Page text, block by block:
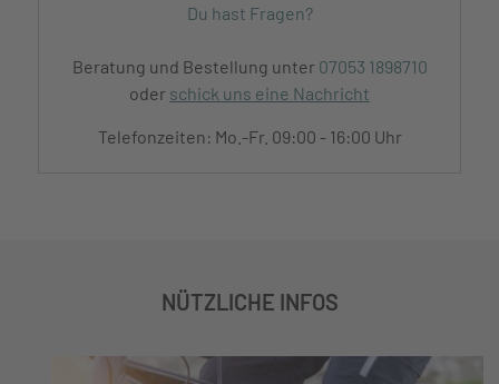
Du hast Fragen?
Beratung und Bestellung unter 07053 1898710
oder schick uns eine Nachricht
Telefonzeiten: Mo.-Fr. 09:00 - 16:00 Uhr
NÜTZLICHE INFOS